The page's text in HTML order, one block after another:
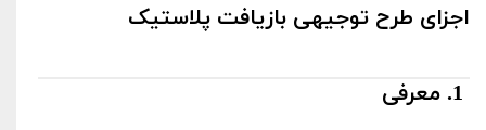
اجزای طرح توجیهی بازیافت پلاستیک
1. معرفی